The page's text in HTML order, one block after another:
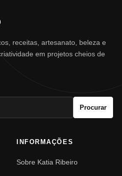
receitas, artesanato, beleza e
em projetos cheios de
Procurar
INFORMAÇÕES
Sobre Katia Ribeiro